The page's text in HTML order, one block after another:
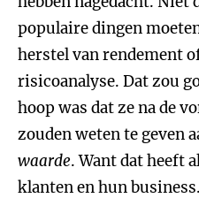
populaire dingen
herstel van rendement
risicoanalyse. Dat zou
hoop was dat ze na de
zouden weten te geven
waarde. Want dat heeft
klanten en hun